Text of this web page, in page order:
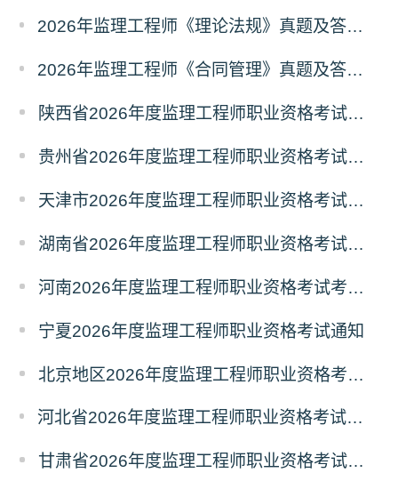
2026年监理工程师《理论法规》真题及答案解析（已更新）
2026年监理工程师《合同管理》真题及答案解析（已更新）
陕西省2026年度监理工程师职业资格考试考务通知
贵州省2026年度监理工程师职业资格考试报名通知
天津市2026年度监理工程师职业资格考试报名通知
湖南省2026年度监理工程师职业资格考试考务通知
河南2026年度监理工程师职业资格考试考务工作通知
宁夏2026年度监理工程师职业资格考试通知
北京地区2026年度监理工程师职业资格考试报名提示
河北省2026年度监理工程师职业资格考试考务工作通知
甘肃省2026年度监理工程师职业资格考试报名通知